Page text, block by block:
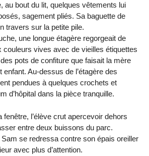
au bout du lit, quelques vêtements lui
sagement pliés. Sa baguette de
travers sur la petite pile.
une longue étagère regorgeait de
couleurs vives avec de vieilles étiquettes
pots de confiture que faisait la mère
enfant. Au-dessus de l’étagère des
pendues à quelques crochets et
d’hôpital dans la pièce tranquille.
fenêtre, l’élève crut apercevoir dehors
entre deux buissons du parc.
se redressa contre son épais oreiller
avec plus d’attention.